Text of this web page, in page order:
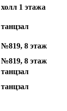
холл 1 этажа
танцзал
№819, 8 этаж
№819, 8 этаж
танцзал
танцзал